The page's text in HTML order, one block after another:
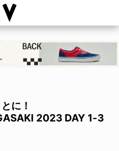
に！
2023 DAY 1-3